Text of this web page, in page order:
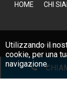
HOME CHI
Copyright ©
P.IVA
Utilizzando il
cookie, per una
navigazione.